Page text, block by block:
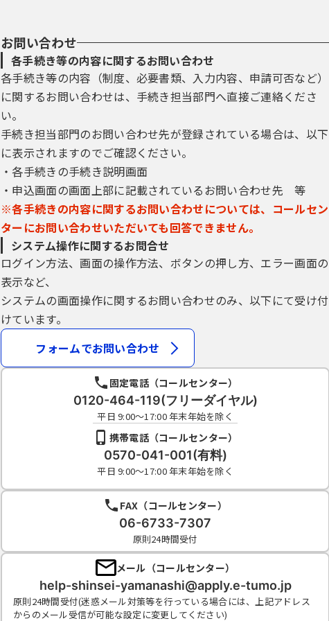
お問い合わせ
各手続き等の内容に関するお問い合わせ
各手続き等の内容（制度、必要書類、入力内容、申請可否など）
に関するお問い合わせは、手続き担当部門へ直接ご連絡くださ
い。
手続き担当部門のお問い合わせ先が登録されている場合は、以下
に表示されますのでご確認ください。
・各手続きの手続き説明画面
・申込画面の画面上部に記載されているお問い合わせ先 等
※各手続きの内容に関するお問い合わせについては、コールセン
ターにお問い合わせいただいても回答できません。
システム操作に関するお問合せ
ログイン方法、画面の操作方法、ボタンの押し方、エラー画面の
表示など、
システムの画面操作に関するお問い合わせのみ、以下にて受け付
けています。
フォームでお問い合わせ
固定電話（コールセンター）
0120-464-119(フリーダイヤル)
平日 9:00～17:00 年末年始を除く
携帯電話（コールセンター）
0570-041-001(有料)
平日 9:00～17:00 年末年始を除く
FAX（コールセンター）
06-6733-7307
原則24時間受付
メール（コールセンター）
help-shinsei-yamanashi@apply.e-tumo.jp
原則24時間受付(迷惑メール対策等を行っている場合には、上記アドレス
からのメール受信が可能な設定に変更してください)